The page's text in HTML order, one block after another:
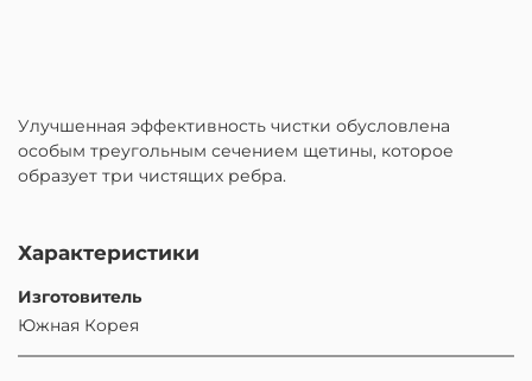
Улучшенная эффективность чистки обусловлена
особым треугольным сечением щетины, которое
образует три чистящих ребра.
Характеристики
Изготовитель
Южная Корея